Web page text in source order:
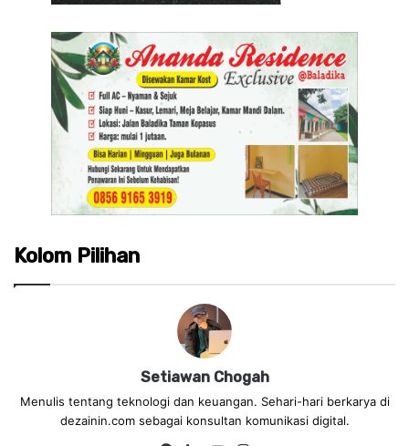
Kolom Pilihan
Setiawan Chogah
Menulis tentang teknologi dan keuangan. Sehari-hari berkarya di
dezainin.com sebagai konsultan komunikasi digital.